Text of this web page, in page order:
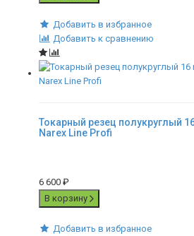
Добавить в избранное
Добавить к сравнению
Токарный резец полукруглый
Narex Line Profi
6 600 ₽
В корзину
Добавить в избранное